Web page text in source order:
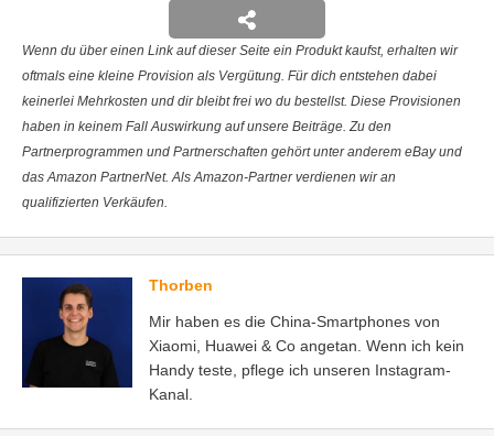
Wenn du über einen Link auf dieser Seite ein Produkt kaufst, erhalten wir
oftmals eine kleine Provision als Vergütung. Für dich entstehen dabei
keinerlei Mehrkosten und dir bleibt frei wo du bestellst. Diese Provisionen
haben in keinem Fall Auswirkung auf unsere Beiträge. Zu den
Partnerprogrammen und Partnerschaften gehört unter anderem eBay und
das Amazon PartnerNet. Als Amazon-Partner verdienen wir an
qualifizierten Verkäufen.
Thorben
Mir haben es die China-Smartphones von
Xiaomi, Huawei & Co angetan. Wenn ich kein
Handy teste, pflege ich unseren Instagram-
Kanal.